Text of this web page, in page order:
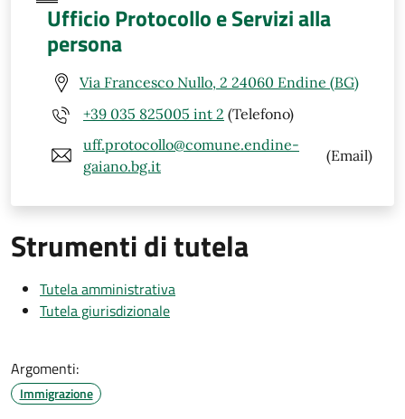
Ufficio Protocollo e Servizi alla
persona
Via Francesco Nullo, 2 24060 Endine (BG)
+39 035 825005 int 2 (Telefono)
uff.protocollo@comune.endine-
gaiano.bg.it
(Email)
Strumenti di tutela
Tutela amministrativa
Tutela giurisdizionale
Argomenti:
Immigrazione